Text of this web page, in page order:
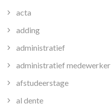
acta
adding
administratief
administratief medewerker
afstudeerstage
al dente